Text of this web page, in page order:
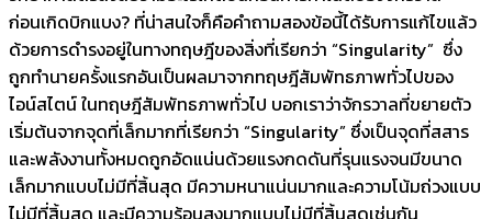
ก่อนเกิดบิกแบง? ที่น่าสนใจก็คือคำถามสองข้อนี้ได้รับการแก้ไขแล้ว
ด้วยการดำรงอยู่ในทางทฤษฎีของสิ่งที่เรียกว่า “Singularity” ซึ่ง
ถูกทำนายครั้งแรกอันเป็นผลมาจากทฤษฎีสัมพัทธภาพทั่วไปของ
ไอน์สไตน์ ในทฤษฎีสัมพัทธภาพทั่วไป บอกเราว่าจักรวาลที่ขยายตัว
เริ่มต้นจากจุดที่เล็กมากที่เรียกว่า “Singularity” ซึ่งเป็นจุดที่สสาร
และพลังงานทั้งหมดถูกอัดแน่นด้วยแรงกดดันที่รุนแรงจนมีขนาด
เล็กมากแบบไม่มีที่สิ้นสุด มีความหนาแน่นมากและความโน้มถ่วงแบบ
ไม่มีที่สิ้นสุด และมีความร้อนสูงมากแบบไม่มีที่สิ้นสุดเช่นกัน